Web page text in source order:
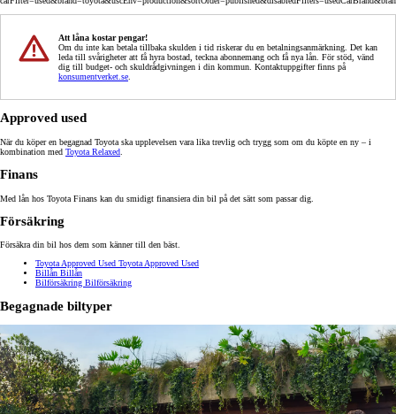
Att låna kostar pengar!
Om du inte kan betala tillbaka skulden i tid riskerar du en betalningsanmärkning. Det kan
leda till svårigheter att få hyra bostad, teckna abonnemang och få nya lån. För stöd, vänd
dig till budget- och skuldrådgivningen i din kommun. Kontaktuppgifter finns på
konsumentverket.se
Approved used
När du köper en begagnad Toyota ska upplevelsen vara lika trevlig och trygg som om du köpte en ny – i
kombination med Toyota Relaxed
Finans
Med lån hos Toyota Finans kan du smidigt finansiera din bil på det sätt som passar dig.
Försäkring
Försäkra din bil hos dem som känner till den bäst.
Toyota Approved Used Toyota Approved Used
Billån Billån
Bilförsäkring Bilförsäkring
Begagnade biltyper